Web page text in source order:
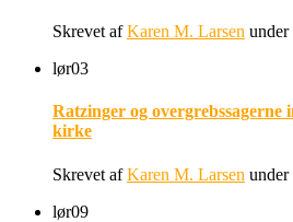
Skrevet afKaren M. Larsen under
lør03
Ratzinger og overgrebssagerne
kirke
Skrevet afKaren M. Larsen under
lør09